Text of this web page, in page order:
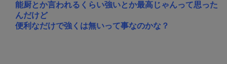
能厨とか言われるくらい強いとか最高じゃんって思った
んだけど
便利なだけで強くは無いって事なのかな？